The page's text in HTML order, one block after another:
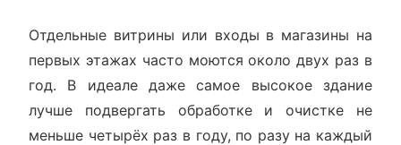
Отдельные витрины или входы в магазины на
первых этажах часто моются около двух раз в
год. В идеале даже самое высокое здание
лучше подвергать обработке и очистке не
меньше четырёх раз в году, по разу на каждый